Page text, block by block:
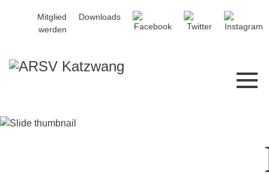
Mitglied
werden
Downloads